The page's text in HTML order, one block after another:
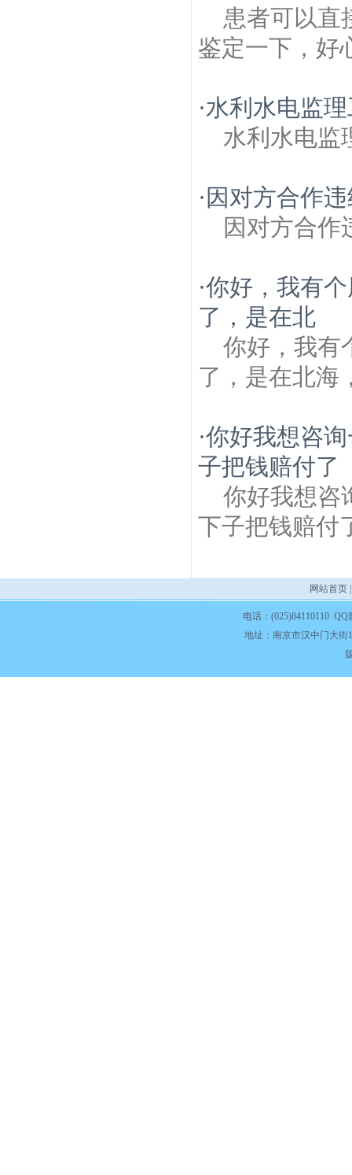
患者可以直
鉴定一下，好
·水利水电监
水利水电监
· 因对方合作
因对方合作
·你好，我有
了，是在北
你好，我有
了，是在北海
·你好我想咨
子把钱赔付了
你好我想咨
下子把钱赔付
网站首页
电话：(025)84110110
地址：南京市汉中门大街